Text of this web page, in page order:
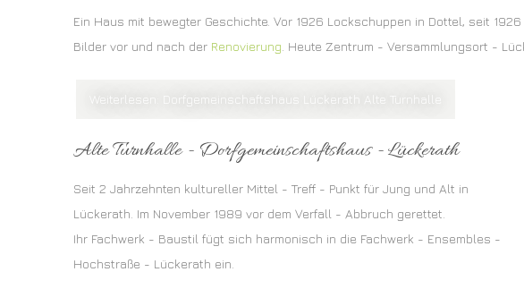
Ein Haus mit bewegter Geschichte. Vor 1926 Lockschuppen in Dottel, seit
Bilder vor und nach der Renovierung . Heute Zentrum - Versammlungsort -
Weiterlesen: Dorfgemeinschaftshaus Lückerath Alte Turnhalle
Alte Turnhalle - Dorfgemeinschaftshaus - Lückerath
Seit 2 Jahrzehnten kultureller Mittel - Treff - Punkt für Jung und Alt in
Lückerath. Im November 1989 vor dem Verfall - Abbruch gerettet.
Ihr Fachwerk - Baustil fügt sich harmonisch in die Fachwerk - Ensembles -
Hochstraße - Lückerath ein.